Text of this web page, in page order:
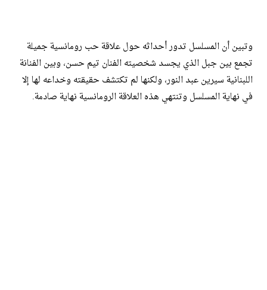
وتبين أن المسلسل تدور أحداثه حول علاقة حب رومانسية جميلة
تجمع بين جبل الذي يجسد شخصيته الفنان تيم حسن، وبين الفنانة
اللبنانية سيرين عبد النور، ولكنها لم تكتشف حقيقته وخداعه لها إلا
في نهاية المسلسل وتنتهي هذه العلاقة الرومانسية نهاية صادمة.